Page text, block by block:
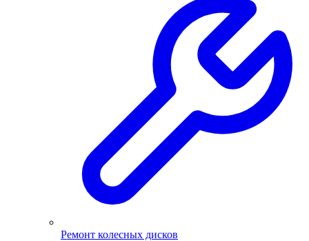
Ремонт колесных дисков